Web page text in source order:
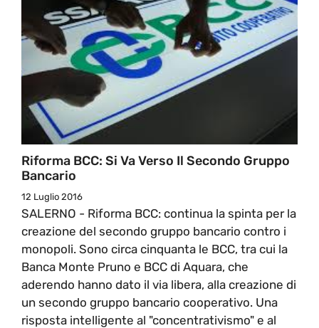
Riforma BCC: Si Va Verso Il Secondo Gruppo
Bancario
12 Luglio 2016
SALERNO - Riforma BCC: continua la spinta per la
creazione del secondo gruppo bancario contro i
monopoli. Sono circa cinquanta le BCC, tra cui la
Banca Monte Pruno e BCC di Aquara, che
aderendo hanno dato il via libera, alla creazione di
un secondo gruppo bancario cooperativo. Una
risposta intelligente al "concentrativismo" e al